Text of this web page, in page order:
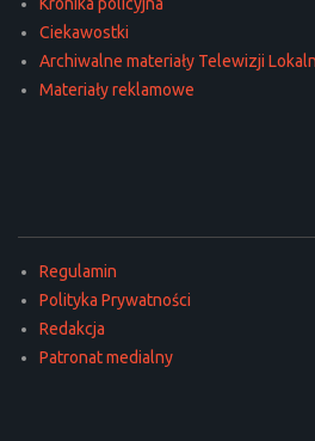
Ciekawostki
Archiwalne materiały Telewizji
Materiały reklamowe
Regulamin
Polityka Prywatności
Redakcja
Patronat medialny